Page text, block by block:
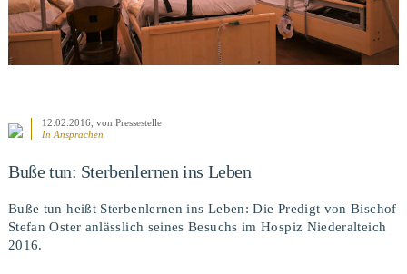
12.02.2016 , von Pressestelle
In Ansprachen
Buße tun: Sterbenlernen ins Leben
Buße tun heißt Sterbenlernen ins Leben: Die Predigt von Bischof
Stefan Oster anlässlich seines Besuchs im Hospiz Niederalteich
2016.